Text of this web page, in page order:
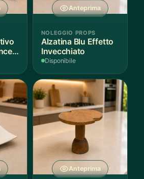
e
Anteprima
NOLEGGIO PROPS
Alzatina Blu Effetto
Invecchiato
Disponibile
Anteprima